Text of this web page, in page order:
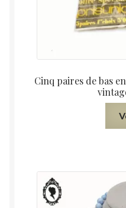
Cinq paires de bas